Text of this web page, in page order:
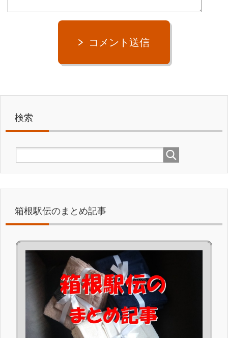
コメント送信
検索
箱根駅伝のまとめ記事